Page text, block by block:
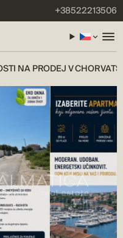
+38522213506
NA PRODEJ V